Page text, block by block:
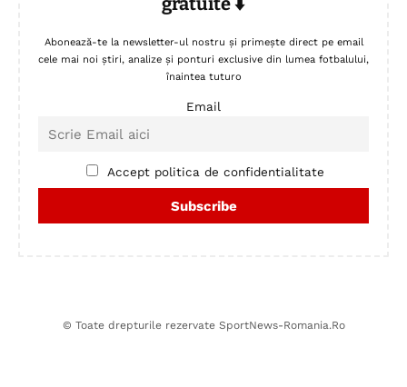
Abonează-te la newsletter-ul nostru și primește direct pe email
cele mai noi știri, analize și ponturi exclusive din lumea fotbalului,
înaintea tuturo
Email
Accept politica de confidentialitate
© Toate drepturile rezervate SportNews-Romania.Ro